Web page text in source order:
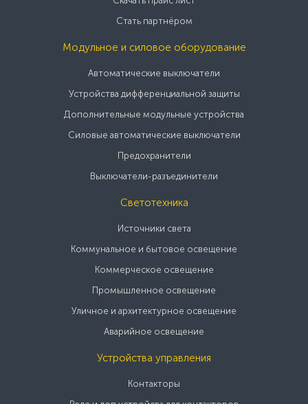
Стать партнёром
Модульное и силовое оборудование
Автоматические выключатели
Устройства дифференциальной защиты
Дополнительные модульные устройства
Силовые автоматические выключатели
Предохранители
Выключатели-разъединители
Светотехника
Источники света
Коммунальное и бытовое освещение
Коммерческое освещение
Промышленное освещение
Уличное и архитектурное освещение
Аварийное освещение
Устройства управления
Контакторы